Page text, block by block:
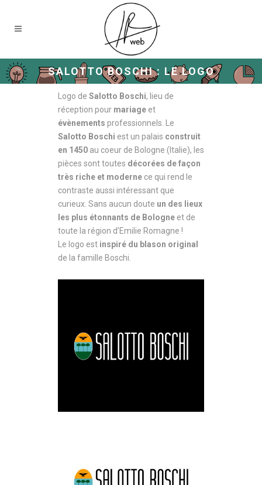
SALOTTO BOSCHI : LE LOGO
Logo de Salotto Boschi, lieu de
réception pour mariage et
évènements professionnels. Le
Salotto Boschi est un palais construit
en 1450 au coeur de Bologne (Italie), les
pièces sont toutes décorées de façon
très riche et moderne ce qui rend le
contraste aussi intéressant que
curieux. Sans aucun doute un des lieux
les plus étonnants de Bologne et de
toute la région d’Emilie Romagne !
Le logo est inspiré du blason original
de la famille Boschi.